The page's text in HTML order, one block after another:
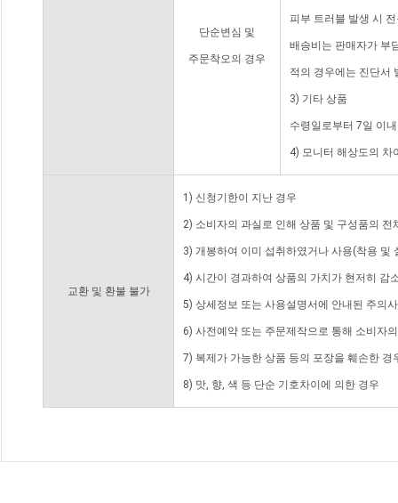
단순변심 및
주문착오의 경우
피부 트러블 발생 시
배송비는 판매자가 부
적의 경우에는 진단서
3) 기타 상품
수령일로부터 7일 이
4) 모니터 해상도의 차
교환 및 환불 불가
1) 신청기한이 지난 경우
2) 소비자의 과실로 인해 상품 및 구성품의
3) 개봉하여 이미 섭취하였거나 사용(착용 및
4) 시간이 경과하여 상품의 가치가 현저히 감
5) 상세정보 또는 사용설명서에 안내된 주의
6) 사전예약 또는 주문제작으로 통해 소비자
7) 복제가 가능한 상품 등의 포장을 훼손한 경
8) 맛, 향, 색 등 단순 기호차이에 의한 경우